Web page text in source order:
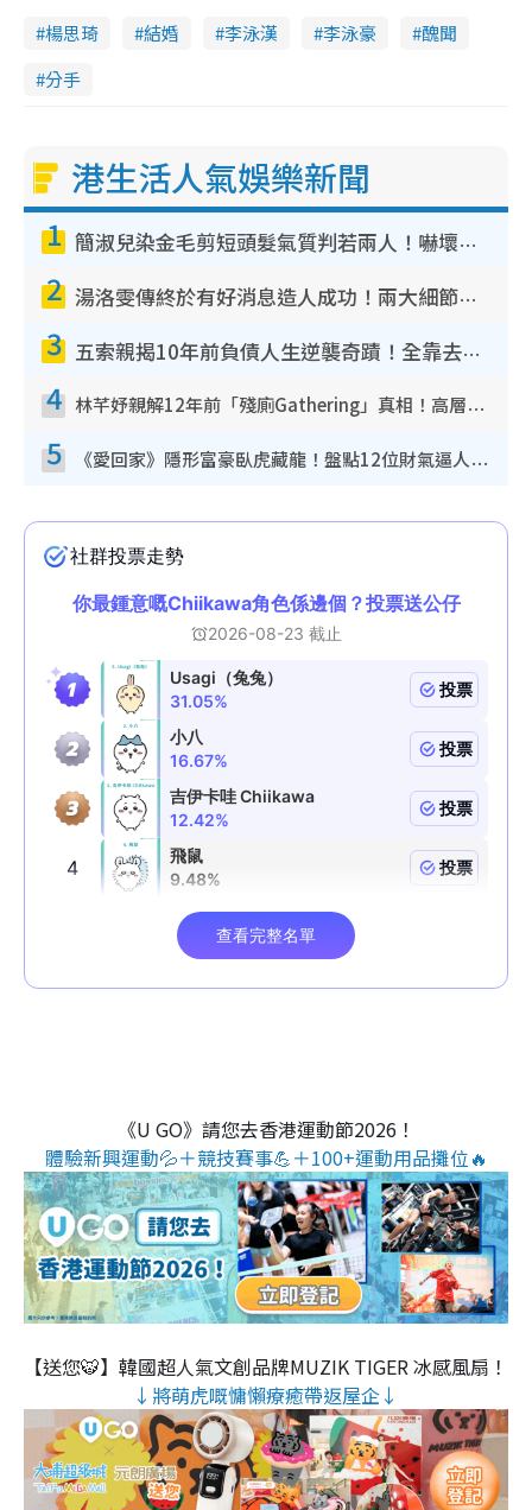
楊思琦 結婚 李泳漢 李泳豪
醜聞
分手
港生活人氣娛樂新聞
1 簡淑兒染金毛剪短頭髮氣質判若兩人！嚇壞老公麥大力都認唔出：「你做咩事？」
2 湯洛雯傳終於有好消息造人成功！兩大細節曝孕味極濃惹猜測：大肚婆先會咁！
3 五索親揭10年前負債人生逆襲奇蹟！全靠去一地方轉運後即遇上馬先生
4 林芊妤親解12年前「殘廁Gathering」真相！高層解約一句話重創尊嚴至今拒返TVB
5 《愛回家》隱形富豪臥虎藏龍！盤點12位財氣逼人的有錢藝人：呢位靚女3億身家唔憂做
《U GO》請您去香港運動節2026！
體驗新興運動💦＋競技賽事💪＋100+運動用品攤位🔥
【送您🐯】韓國超人氣文創品牌MUZIK TIGER 冰感風扇！
↓將萌虎嘅慵懶療癒帶返屋企↓